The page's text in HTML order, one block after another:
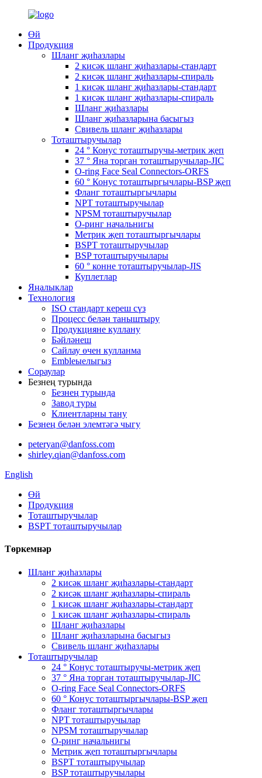
Өй
Продукция
Шланг җиһазлары
2 кисәк шланг җиһазлары-стандарт
2 кисәк шланг җиһазлары-спираль
1 кисәк шланг җиһазлары-стандарт
1 кисәк шланг җиһазлары-спираль
Шланг җиһазлары
Шланг җиһазларына басыгыз
Свивель шланг җиһазлары
Тоташтыручылар
24 ° Конус тоташтыручы-метрик җеп
37 ° Яна торган тоташтыручылар-JIC
O-ring Face Seal Connectors-ORFS
60 ° Конус тоташтыргычлары-BSP җеп
Фланг тоташтыргычлары
NPT тоташтыручылар
NPSM тоташтыручылар
О-ринг начальнигы
Метрик җеп тоташтыргычлары
BSPT тоташтыручылар
BSP тоташтыручылары
60 ° конне тоташтыручылар-JIS
Куплетлар
Яңалыклар
Технология
ISO стандарт кереш сүз
Процесс белән таныштыру
Продукцияне куллану
Бәйләнеш
Сайлау өчен кулланма
Embleыелыгыз
Сораулар
Безнең турында
Безнең турында
Завод туры
Клиентларны тану
Безнең белән элемтәгә чыгу
peteryan@danfoss.com
shirley.qian@danfoss.com
English
Өй
Продукция
Тоташтыручылар
BSPT тоташтыручылар
Төркемнәр
Шланг җиһазлары
2 кисәк шланг җиһазлары-стандарт
2 кисәк шланг җиһазлары-спираль
1 кисәк шланг җиһазлары-стандарт
1 кисәк шланг җиһазлары-спираль
Шланг җиһазлары
Шланг җиһазларына басыгыз
Свивель шланг җиһазлары
Тоташтыручылар
24 ° Конус тоташтыручы-метрик җеп
37 ° Яна торган тоташтыручылар-JIC
O-ring Face Seal Connectors-ORFS
60 ° Конус тоташтыргычлары-BSP җеп
Фланг тоташтыргычлары
NPT тоташтыручылар
NPSM тоташтыручылар
О-ринг начальнигы
Метрик җеп тоташтыргычлары
BSPT тоташтыручылар
BSP тоташтыручылары